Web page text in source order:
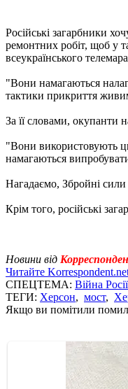
Російські загарбники
ремонтних робіт, щоб у
всеукраїнського
"Вони намагаються
тактики прикриття
За її словами, окупанти
"Вони використовують
намагаються
Нагадаємо, Збройні
Крім того, російські
Новини від
Читайте
СПЕЦТЕМА: Війна
ТЕГИ: Херсон, мост,
Якщо ви помітили